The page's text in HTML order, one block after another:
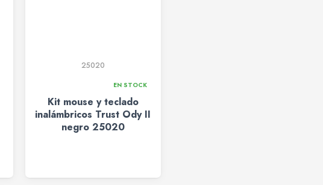
25020
EN STOCK
Kit mouse y teclado
inalámbricos Trust Ody II
negro 25020